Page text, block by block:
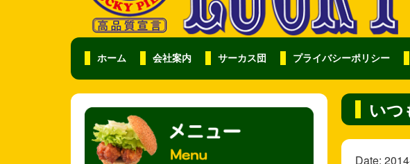
ホーム 会社案内 サーカス団 プライバシーポリシー
いつ
Date: